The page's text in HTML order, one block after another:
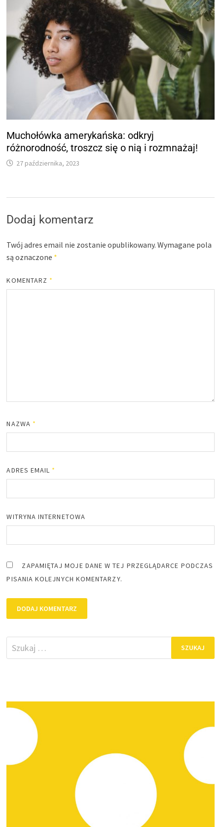
Muchołówka amerykańska: odkryj
różnorodność, troszcz się o nią i rozmnażaj!
27 października, 2023
Dodaj komentarz
Twój adres email nie zostanie opublikowany. Wymagane pola
są oznaczone *
KOMENTARZ *
NAZWA *
ADRES EMAIL *
WITRYNA INTERNETOWA
ZAPAMIĘTAJ MOJE DANE W TEJ PRZEGLĄDARCE PODCZAS
PISANIA KOLEJNYCH KOMENTARZY.
Szukaj: